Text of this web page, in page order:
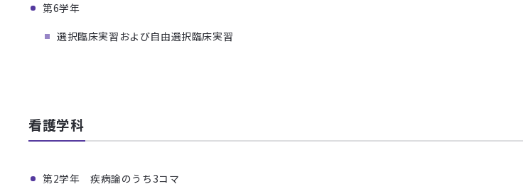
第6学年
選択臨床実習および自由選択臨床実習
看護学科
第2学年 疾病論のうち3コマ